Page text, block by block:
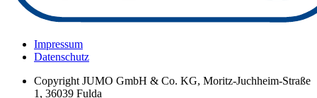
Impressum
Datenschutz
Copyright JUMO GmbH & Co. KG, Moritz-Juchheim-Straße
1, 36039 Fulda